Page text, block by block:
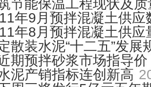
节能保温工程现状及
年9月预拌混凝土供应
年8月预拌混凝土供
散装水泥“十二五”发展
期预拌砂浆市场指导价
泥产销指标连创新高